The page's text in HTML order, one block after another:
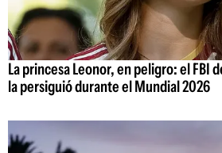
La princesa Leonor, en peligro: el FBI
la persiguió durante el Mundial 2026